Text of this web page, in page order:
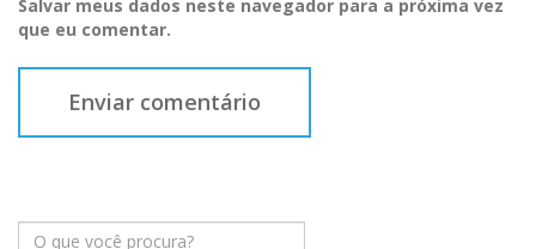
Salvar meus dados neste navegador para a próxima vez
que eu comentar.